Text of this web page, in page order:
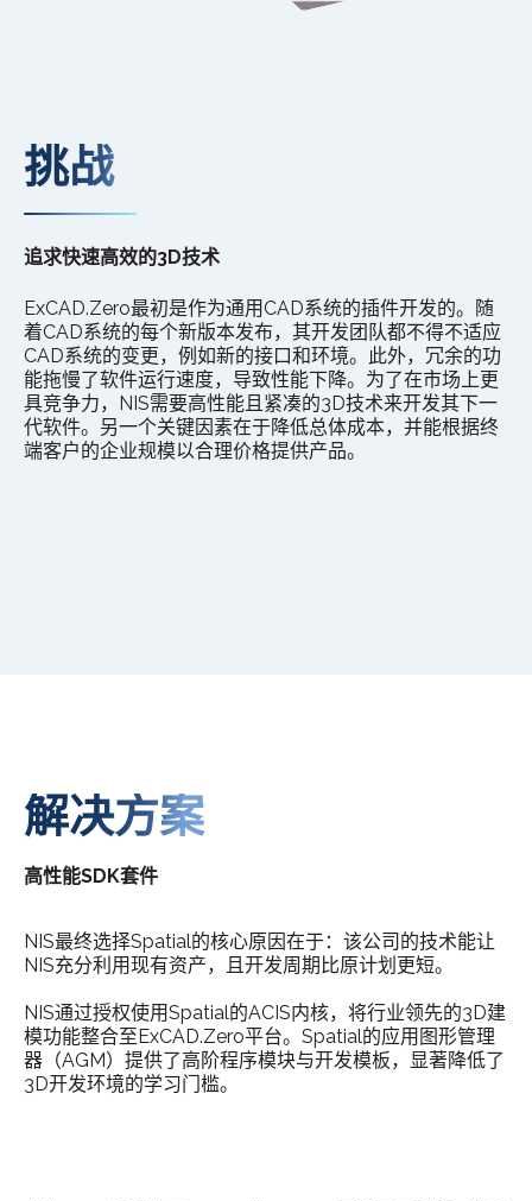
挑战
追求快速高效的3D技术
ExCAD.Zero最初是作为通用CAD系统的插件开发的。随
着CAD系统的每个新版本发布，其开发团队都不得不适应
CAD系统的变更，例如新的接口和环境。此外，冗余的功
能拖慢了软件运行速度，导致性能下降。为了在市场上更
具竞争力，NIS需要高性能且紧凑的3D技术来开发其下一
代软件。另一个关键因素在于降低总体成本，并能根据终
端客户的企业规模以合理价格提供产品。
解决方案
高性能SDK套件
NIS最终选择Spatial的核心原因在于：该公司的技术能让
NIS充分利用现有资产，且开发周期比原计划更短。
NIS通过授权使用Spatial的ACIS内核，将行业领先的3D建
模功能整合至ExCAD.Zero平台。Spatial的应用图形管理
器（AGM）提供了高阶程序模块与开发模板，显著降低了
3D开发环境的学习门槛。